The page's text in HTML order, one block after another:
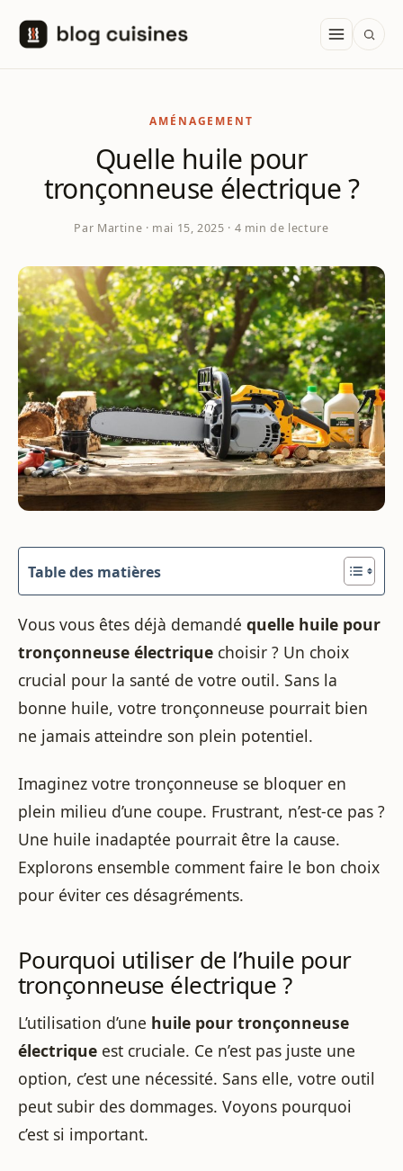
AMÉNAGEMENT
Quelle huile pour
tronçonneuse électrique ?
Par Martine · mai 15, 2025 · 4 min de lecture
Table des matières
Vous vous êtes déjà demandé quelle huile pour
tronçonneuse électrique choisir ? Un choix
crucial pour la santé de votre outil. Sans la
bonne huile, votre tronçonneuse pourrait bien
ne jamais atteindre son plein potentiel.
Imaginez votre tronçonneuse se bloquer en
plein milieu d’une coupe. Frustrant, n’est-ce pas ?
Une huile inadaptée pourrait être la cause.
Explorons ensemble comment faire le bon choix
pour éviter ces désagréments.
Pourquoi utiliser de l’huile pour
tronçonneuse électrique ?
L’utilisation d’une huile pour tronçonneuse
électrique est cruciale. Ce n’est pas juste une
option, c’est une nécessité. Sans elle, votre outil
peut subir des dommages. Voyons pourquoi
c’est si important.